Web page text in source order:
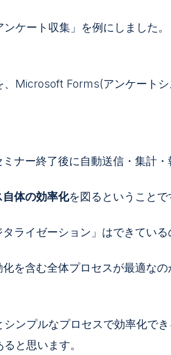
ケート収集」を例にしました。
Microsoft Forms(アンケート
ナー終了後に自動送信・集計・
自体の効率化を図るということで
ライゼーション」はできている
を含む全体プロセスが最適な
ンプルなプロセスで効率化で
と思います。